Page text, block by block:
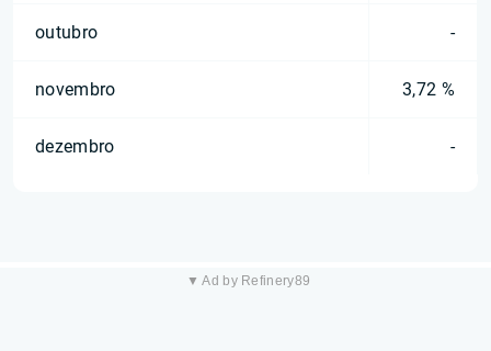
outubro -
novembro 3,72 %
dezembro -
▼ Ad by Refinery89